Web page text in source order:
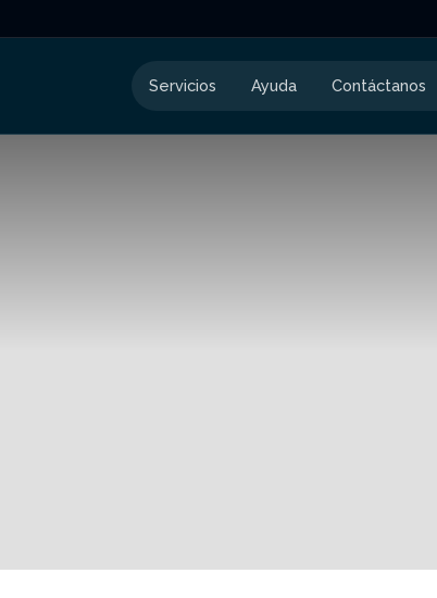
Servicios Ayuda Contáctanos